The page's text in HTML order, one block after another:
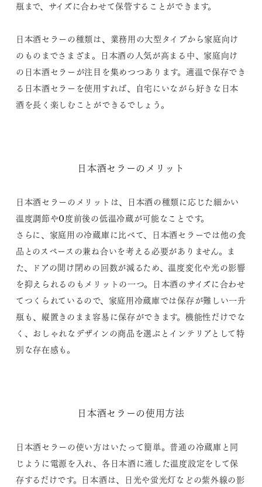
瓶まで、サイズに合わせて保管することができます。
日本酒セラーの種類は、業務用の大型タイプから家庭向け
のものまでさまざま。日本酒の人気が高まる中、家庭向け
の日本酒セラーが注目を集めつつあります。適温で保存でき
る日本酒セラーを使用すれば、自宅にいながら好きな日本
酒を長く楽しむことができるでしょう。
日本酒セラーのメリット
日本酒セラーのメリットは、日本酒の種類に応じた細かい
温度調節や0度前後の低温冷蔵が可能なことです。
さらに、家庭用の冷蔵庫に比べて、日本酒セラーでは他の食
品とのスペースの兼ね合いを考える必要がありません。ま
た、ドアの開け閉めの回数が減るため、温度変化や光の影響
を抑えられるのもメリットの一つ。日本酒のサイズに合わせ
てつくられているので、家庭用冷蔵庫では保存が難しい一升
瓶も、縦置きのまま容易に保存ができます。機能性だけでな
く、おしゃれなデザインの商品を選ぶとインテリアとして特
別な存在感も。
日本酒セラーの使用方法
日本酒セラーの使い方はいたって簡単。普通の冷蔵庫と同
じように電源を入れ、各日本酒に適した温度設定をして保
存するだけです。日本酒は、日光や蛍光灯などの紫外線の影